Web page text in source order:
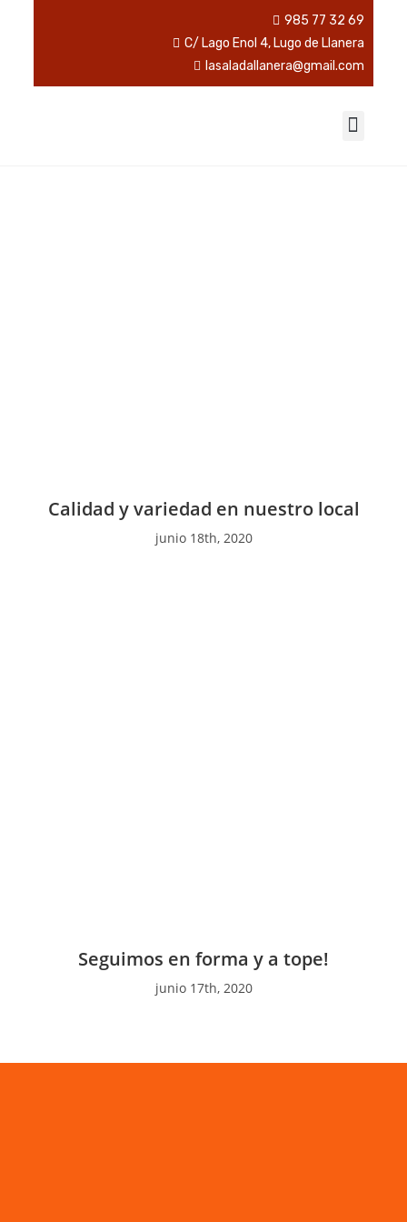
985 77 32 69
C/ Lago Enol 4, Lugo de Llanera
lasaladallanera@gmail.com
Calidad y variedad en nuestro local
junio 18th, 2020
Seguimos en forma y a tope!
junio 17th, 2020